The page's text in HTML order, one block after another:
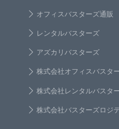
オフィスバスターズ通販
レンタルバスターズ
アズカリバスターズ
株式会社オフィスバスタ
株式会社レンタルバスタ
株式会社バスターズロジ